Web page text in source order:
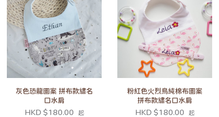
灰色恐龍圖案 拼布款繡名
口水肩
HKD $180.00 起
粉紅色火烈鳥純棉布圖案
拼布款繡名口水肩
HKD $180.00 起